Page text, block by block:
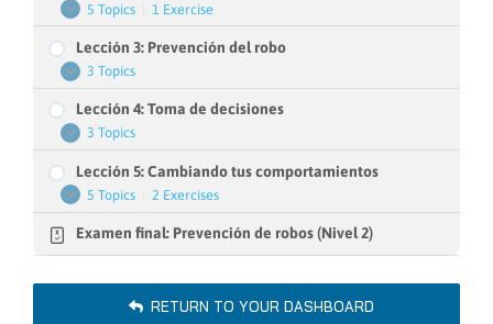
robo
Expand
Lección
2:
¿Por
qué
la
roba?
5 Topics 1 Exercise
Lección 3: Prevención del robo
Expand
Lección
3:
Prevención
del
robo
3 Topics
Lección 4: Toma de decisiones
Expand
Lección
4:
Toma
de
decisiones
3 Topics
Lección 5: Cambiando tus comportamientos
Expand
Lección
5:
Cambiando
5 Topics 2 Exercises
Examen final: Prevención de robos (Nivel 2)
RETURN TO YOUR DASHBOARD